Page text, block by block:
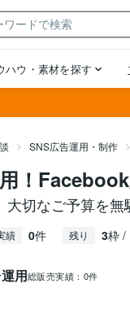
SNS広告運用・制作
！
大切なご予算を無
績 0件 残り 3枠 /
用総販売実績： 0件